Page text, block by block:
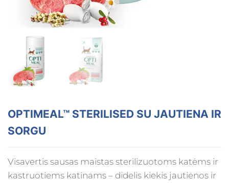
OPTIMEAL™ STERILISED SU JAUTIENA IR
SORGU
Visavertis sausas maistas sterilizuotoms katėms ir
kastruotiems katinams – didelis kiekis jautienos ir